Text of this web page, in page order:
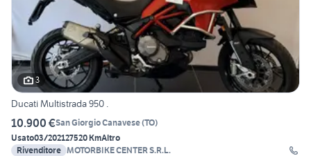
3
Ducati Multistrada 950 .
10.900 €San Giorgio Canavese(TO)
Usato03/202127520 KmAltro
Rivenditore MOTORBIKE CENTER S.R.L.